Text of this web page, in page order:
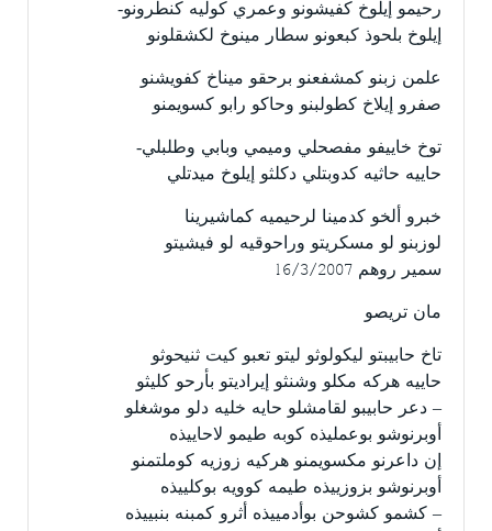
رحيمو إيلوخ كفيشونو وعمري كوليه كنطرونو-
إيلوخ بلحوذ كبعونو سطار مينوخ لكشقلونو
علمن زبنو كمشفعنو برحقو ميناخ كفويشنو
صفرو إيلاخ كطولبنو وحاكو رابو كسويمنو
توخ خاييفو مفصحلي وميمي وبابي وطلبلي-
حاييه حاثيه كدوبتلي دكلثو إيلوخ ميدتلي
خبرو ألخو كدمينا لرحيميه كماشيرينا
لوزبنو لو مسكريتو وراحوقيه لو فيشيتو
سمير روهم 16/3/2007
مان تريصو
تاخ حابيبتو ليكولوثو ليتو تعبو كيت ثنيحوثو
حاييه هركه مكلو وشنثو إيراديتو بأرحو كليثو
– دعر حابيبو لقامشلو حايه خليه دلو موشغلو
أوبرنوشو بوعمليذه كوبه طيمو لاحاييذه
إن داعرنو مكسويمنو هركيه زوزيه كوملتمنو
أوبرنوشو بزوزييذه طيمه كوويه بوكلييذه
– كشمو كشوحن بوأدمييذه أثرو كمبنه بنبييذه